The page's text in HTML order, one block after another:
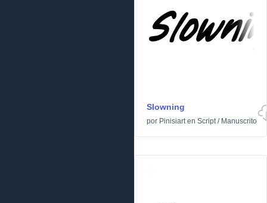
Slowning
por Pinisiarten Script/ Manuscrito